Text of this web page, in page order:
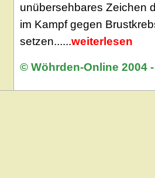
unübersehbares Zeichen
im Kampf gegen
setzen......weiterlesen
© Wöhrden-Online 2004